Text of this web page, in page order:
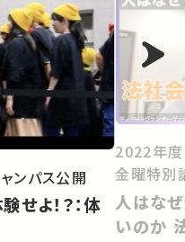
ンパス公開
2022年度
金曜特別
人はな
いのか